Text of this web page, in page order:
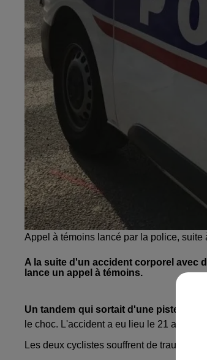
Appel à témoins lancé par la police, suite
A la suite d'un accident corporel avec
lance un appel à témoins.
Un tandem qui sortait d'une piste
le choc. L'accident a eu lieu le 21 août à
Les deux cyclistes souffrent de